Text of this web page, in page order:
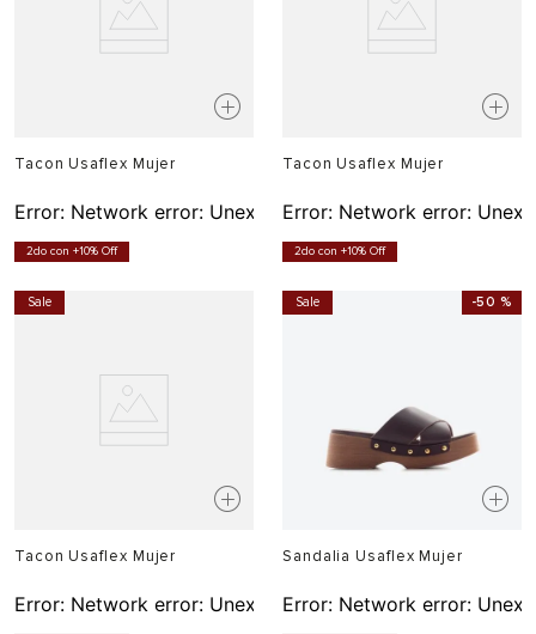
Tacon Usaflex Mujer
Error: Network error: Unexpected token T in JSON at
2do con +10% Off
Tacon Usaflex Mujer
Error: Network error:
2do con +10% Off
Sale
Tacon Usaflex Mujer
Error: Network error: Unexpected token T in JSON at
Sale -50 %
Sandalia Usaflex Mujer
Error: Network error: